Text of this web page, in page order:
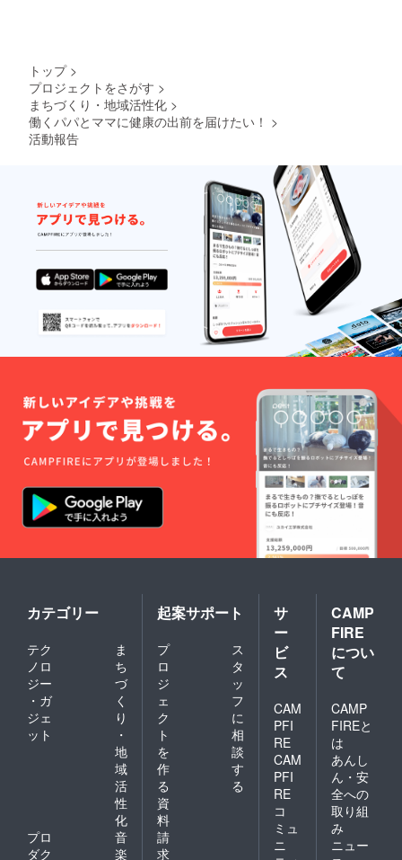
ます。
です。
『健康
経営』
『健全
経営』
が主流
とな
り、従
業員の
健康向
上＝生
産性の
向上、
企業業
の向上
に寄与
するこ
とが期
待でき
ます。
式でお
伝えし
ます。
★月額
たった
926円
（税
抜）で
できる
健康へ
の投
資、始
めてみ
ません
企業に
とって
人は最
大の経
営課題
です。
『健康
経営』
『健全
経営』
とな
健康向
上＝生
産性の
向上、
企業業
績・企
業価値
に寄与
するこ
とが期
待でき
ます。
トップ >
プロジェクトをさがす >
まちづくり・地域活性化 >
働くパパとママに健康の出前を届けたい！ >
活動報告
カテゴリー
テク
ノロ
ジー
・ガ
ジェ
ット
ま
ち
づ
く
り
・
地
域
活
性
化
プロ
ダク
音
楽
起案サポート
プ
ロ
ジ
ェ
ク
ト
を
作
る
ス
タ
ッ
フ
に
相
談
す
る
資
料
請
求
サ
ー
ビ
ス
CAM
PFI
RE
CAM
PFI
RE
コ
ミュ
ニ
CAMP
FIRE
につい
て
CAMP
FIREと
は
あんし
ん・安
全への
取り組
み
ニュー